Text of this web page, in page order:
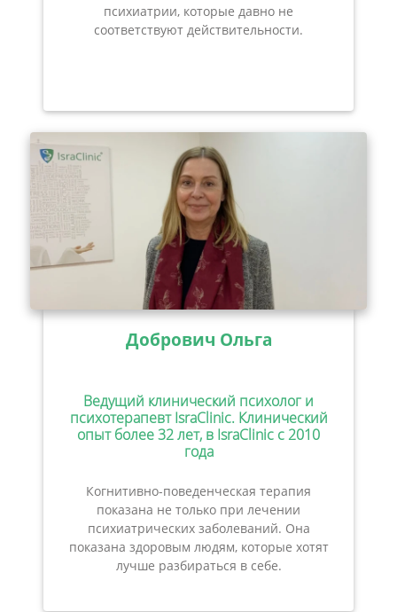
психиатрии, которые давно не
соответствуют действительности.
Добрович Ольга
Ведущий клинический психолог и
психотерапевт IsraClinic. Клинический
опыт более 32 лет, в IsraClinic с 2010
года
Когнитивно-поведенческая терапия
показана не только при лечении
психиатрических заболеваний. Она
показана здоровым людям, которые хотят
лучше разбираться в себе.